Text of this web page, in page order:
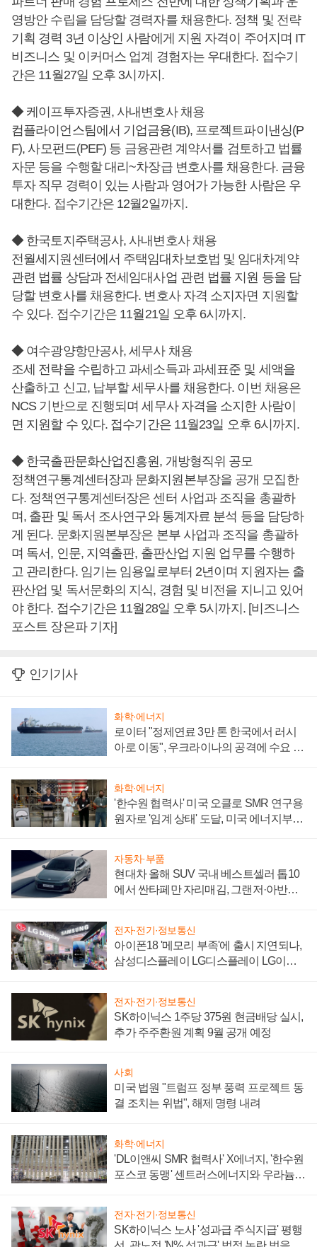
영방안 수립을 담당할 경력자를 채용한다. 정책 및 전략
기획 경력 3년 이상인 사람에게 지원 자격이 주어지며 IT
비즈니스 및 이커머스 업계 경험자는 우대한다. 접수기
간은 11월27일 오후 3시까지.
◆ 케이프투자증권, 사내변호사 채용
컴플라이언스팀에서 기업금융(IB), 프로젝트파이낸싱(P
F), 사모펀드(PEF) 등 금융관련 계약서를 검토하고 법률
자문 등을 수행할 대리~차장급 변호사를 채용한다. 금융
투자 직무 경력이 있는 사람과 영어가 가능한 사람은 우
대한다. 접수기간은 12월2일까지.
◆ 한국토지주택공사, 사내변호사 채용
전월세지원센터에서 주택임대차보호법 및 임대차계약
관련 법률 상담과 전세임대사업 관련 법률 지원 등을 담
당할 변호사를 채용한다. 변호사 자격 소지자면 지원할
수 있다. 접수기간은 11월21일 오후 6시까지.
◆ 여수광양항만공사, 세무사 채용
조세 전략을 수립하고 과세소득과 과세표준 및 세액을
산출하고 신고, 납부할 세무사를 채용한다. 이번 채용은
NCS 기반으로 진행되며 세무사 자격을 소지한 사람이
면 지원할 수 있다. 접수기간은 11월23일 오후 6시까지.
◆ 한국출판문화산업진흥원, 개방형직위 공모
정책연구통계센터장과 문화지원본부장을 공개 모집한
다. 정책연구통계센터장은 센터 사업과 조직을 총괄하
며, 출판 및 독서 조사연구와 통계자료 분석 등을 담당하
게 된다. 문화지원본부장은 본부 사업과 조직을 총괄하
며 독서, 인문, 지역출판, 출판산업 지원 업무를 수행하
고 관리한다. 임기는 임용일로부터 2년이며 지원자는 출
판산업 및 독서문화의 지식, 경험 및 비전을 지니고 있어
야 한다. 접수기간은 11월28일 오후 5시까지. [비즈니스
포스트 장은파 기자]
인기기사
화학·에너지
로이터 "정제연료 3만 톤 한국에서 러시
아로 이동", 우크라이나의 공격에 수요 늘
화학·에너지
'한수원 협력사' 미국 오클로 SMR 연구용
원자로 '임계 상태' 도달, 미국 에너지부
자동차·부품
현대차 올해 SUV 국내 베스트셀러 톱10
에서 싼타페만 자리매김, 그랜저·아반떼
전자·전기·정보통신
아이폰18 '메모리 부족'에 출시 지연되나,
삼성디스플레이 LG디스플레이 LG이노
전자·전기·정보통신
SK하이닉스 1주당 375원 현금배당 실시,
추가 주주환원 계획 9월 공개 예정
사회
미국 법원 "트럼프 정부 풍력 프로젝트 동
결 조치는 위법", 해제 명령 내려
화학·에너지
'DL이앤씨 SMR 협력사' X에너지, '한수원
포스코 동맹' 센트러스에너지와 우라늄
전자·전기·정보통신
SK하이닉스 노사 '성과급 주식지급' 평행